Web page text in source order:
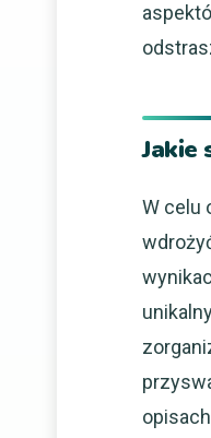
Jakie
W celu